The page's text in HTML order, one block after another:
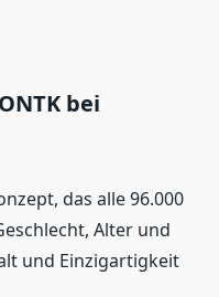
bei
das alle 96.000
Alter und
und Einzigartigkeit